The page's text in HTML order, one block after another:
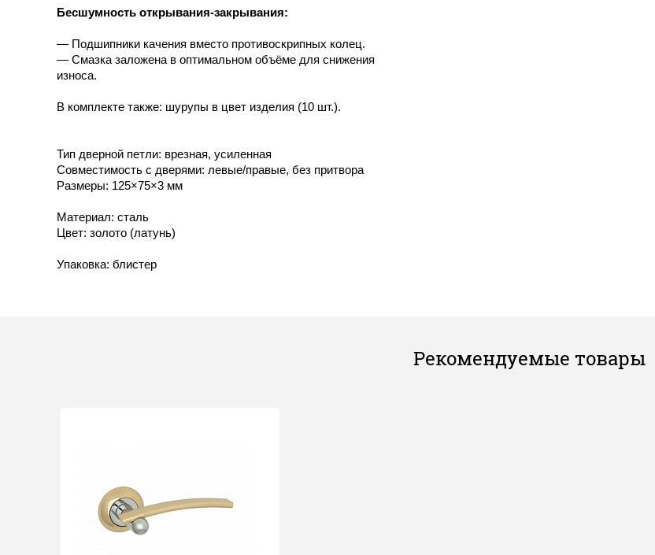
Бесшумность открывания-закрывания:
— Подшипники качения вместо противоскрипных колец.
— Смазка заложена в оптимальном объёме для снижения
износа.
В комплекте также: шурупы в цвет изделия (10 шт.).
Тип дверной петли: врезная, усиленная
Совместимость с дверями: левые/правые, без притвора
Размеры: 125×75×3 мм
Материал: сталь
Цвет: золото (латунь)
Упаковка: блистер
Рекомендуемые товары